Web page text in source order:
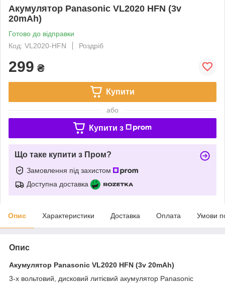
Акумулятор Panasonic VL2020 HFN (3v
20mAh)
Готово до відправки
Код: VL2020-HFN
Роздріб
299 ₴
Купити
або
Купити з
Що таке купити з Пром?
Замовлення під захистом
Доступна доставка
Опис Характеристики Доставка Оплата Умови
Опис
Акумулятор Panasonic VL2020 HFN (3v 20mAh)
3-x вольтовий, дисковий литієвий акумулятор Panasonic